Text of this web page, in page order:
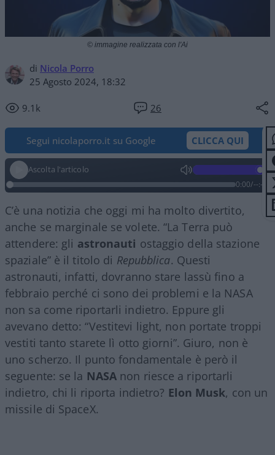
di Nicola Porro
25 Agosto 2024, 18:32
9.1k 26
© immagine realizzata con l'Ai
Segui nicolaporro.it su Google CLICCA QUI
Ascolta l'articolo
0:00/--:--
C’è una notizia che oggi mi ha molto divertito,
anche se marginale se volete. “La Terra può
attendere: gli astronauti ostaggio della stazione
spaziale” è il titolo di Repubblica. Questi
astronauti, infatti, dovranno stare lassù fino a
febbraio perché ci sono dei problemi e la NASA
non sa come riportarli indietro. Eppure gli
avevano detto: “Vestitevi light, non portate troppi
vestiti tanto starete lì otto giorni”. Giuro, non è
uno scherzo. Il punto fondamentale è però il
seguente: se la NASA non riesce a riportarli
indietro, chi li riporta indietro? Elon Musk, con un
missile di SpaceX.